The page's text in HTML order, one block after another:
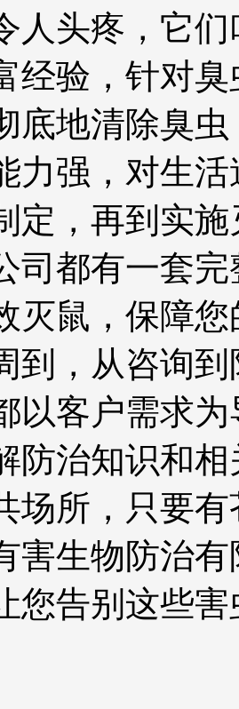
人头疼，它
经验，针对
底地清除臭
力强，对生
定，再到实
司都有一套
灭鼠，保障
到，从咨询
以客户需求
防治知识和
场所，只要
害生物防治
您告别这些